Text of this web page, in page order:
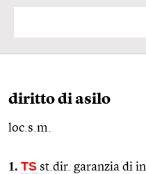
diritto di asilo
loc.s.m.
1. TS st.dir. garanzia di